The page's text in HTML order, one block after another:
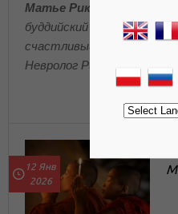
Матье Рикар
(Matthieu
буддийский монах,
счастливый человек на
Невролог Ричард Дэвидсон
12 Янв
2026